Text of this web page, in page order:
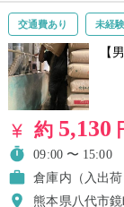
交通費あり 未経
【
約 5,130
09:00 〜 15:00
倉庫内（入出荷
熊本県八代市